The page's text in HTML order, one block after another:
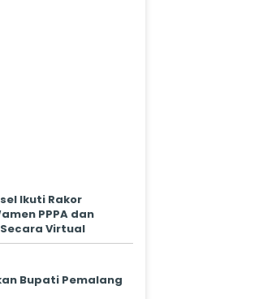
Ikuti Rakor
PPPA dan
Virtual
Bupati Pemalang